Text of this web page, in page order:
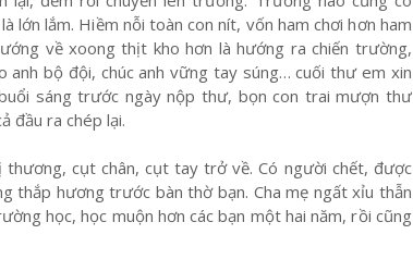
lớn lắm. Hiềm nỗi toàn con nít, vốn ham chơi hơn ham
ướng vềxoong thịt kho hơn là hướng ra chiến trường,
anh bộ đội, chúc anh vững tay súng… cuối thưem xin
ổi sáng trước ngày nộp thư, bọn con trai mượn thư
ả đầu ra chép lại.
ị thương, cụt chân, cụt tay trởvề. Có người chết, được
thắp hương trước bàn thờbạn. Cha mẹ ngất xỉu thẫn
ường học, học muộn hơn các bạn một hai năm, rồi cũng